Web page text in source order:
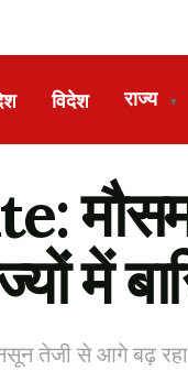
विदेश राज्य ▼
में
तेजी से आगे बढ़